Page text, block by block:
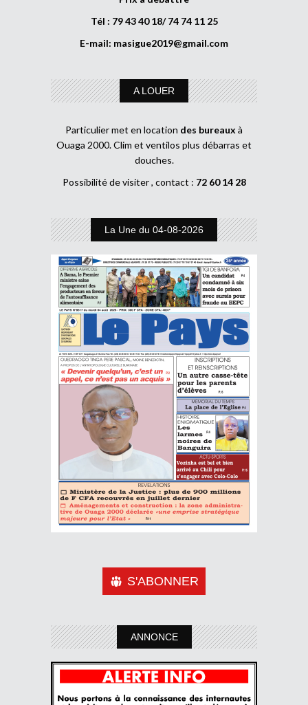
Tél : 79 43 40 18/ 74 74 11 25
E-mail: masigue2019@gmail.com
A LOUER
Particulier met en location des bureaux à
Ouaga 2000. Clim et ventilos plus débarras et
douches.
Possibilité de visiter , contact : 72 60 14 28
La Une du 04-08-2026
S'ABONNER
ANNONCE